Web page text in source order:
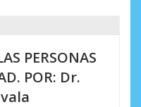
PERSONAS
POR: Dr.